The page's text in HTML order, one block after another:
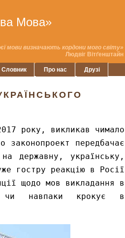
Мова»
мови визначають кордони мого світу»
Людвіг Вітґенштайн
Словник Про нас Друзі
року, викликав чимало
законопроект передбачає
державну, українську,
гостру реакцію в Росії
щодо мов викладання в
навпаки крокує в